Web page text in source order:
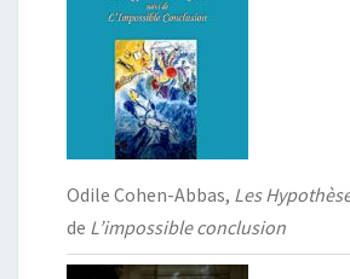
Odile Cohen-Abbas, Les
de L’impossible conclusion